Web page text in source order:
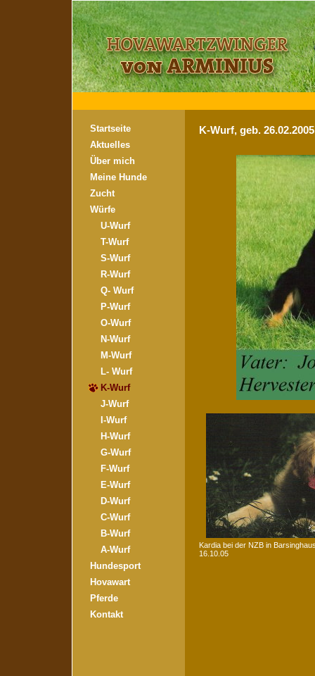
Startseite
Aktuelles
Über mich
Meine Hunde
Zucht
Würfe
U-Wurf
T-Wurf
S-Wurf
R-Wurf
Q- Wurf
P-Wurf
O-Wurf
N-Wurf
M-Wurf
L- Wurf
K-Wurf
J-Wurf
I-Wurf
H-Wurf
G-Wurf
F-Wurf
E-Wurf
D-Wurf
C-Wurf
B-Wurf
A-Wurf
Hundesport
Hovawart
Pferde
Kontakt
K-Wurf, geb.
Kardia bei der NZB in
16.10.05